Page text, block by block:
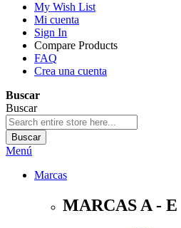
My Wish List
Mi cuenta
Sign In
Compare Products
FAQ
Crea una cuenta
Buscar
Buscar
Buscar
Menú
Marcas
MARCAS A - E